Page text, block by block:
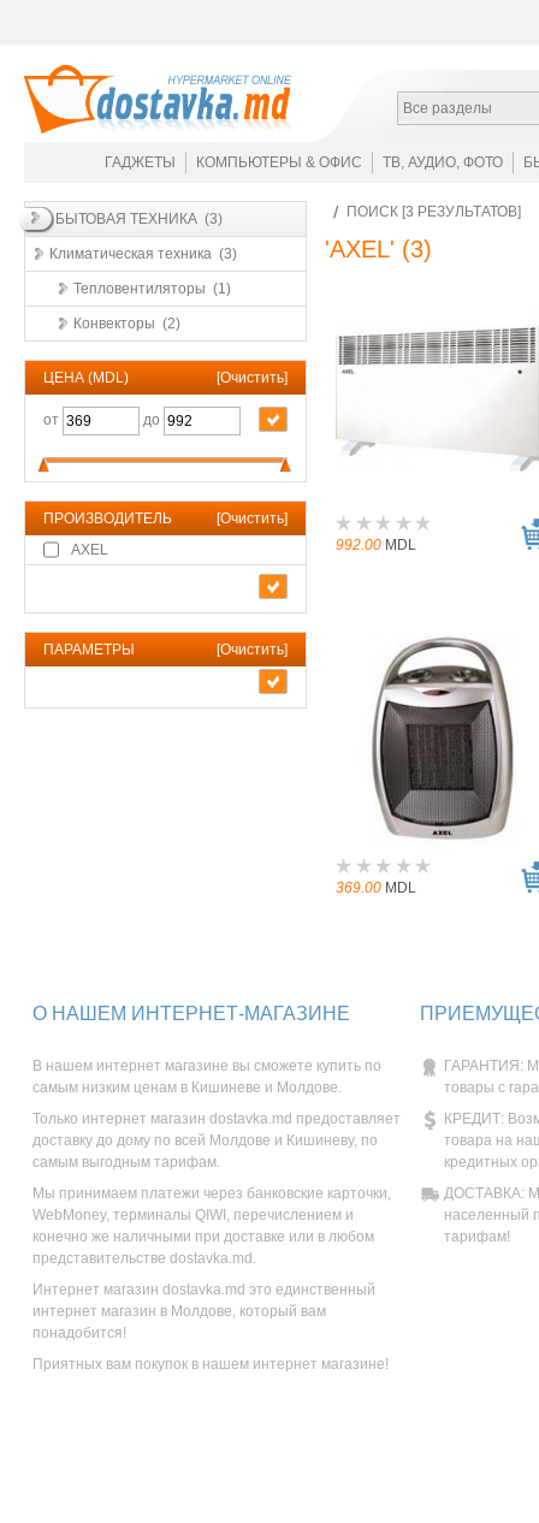
Все разделы
ГАДЖЕТЫ КОМПЬЮТЕРЫ & ОФИС ТВ, АУДИО, ФОТО
БЫТОВАЯ ТЕХНИКА (3)
Климатическая техника (3)
Тепловентиляторы (1)
Конвекторы (2)
ЦЕНА (MDL) [Очистить]
от до
ПРОИЗВОДИТЕЛЬ [Очистить]
AXEL
ПАРАМЕТРЫ [Очистить]
ПОИСК [3 РЕЗУЛЬТАТОВ]
'AXEL' (3)
992.00 MDL
369.00 MDL
О НАШЕМ ИНТЕРНЕТ-МАГАЗИНЕ
В нашем интернет магазине вы сможете купить по
самым низким ценам в Кишиневе и Молдове.
Только интернет магазин dostavka.md предоставляет
доставку до дому по всей Молдове и Кишиневу, по
самым выгодным тарифам.
Мы принимаем платежи через банковские карточки,
WebMoney, терминалы QIWI, перечислением и
конечно же наличными при доставке или в любом
представительстве dostavka.md.
Интернет магазин dostavka.md это единственный
интернет магазин в Молдове, который вам
понадобится!
Приятных вам покупок в нашем интернет магазине!
ГАРАНТИЯ:
товары с
КРЕДИТ:
товара на
кредитных
ДОСТАВКА:
населенный
тарифам!